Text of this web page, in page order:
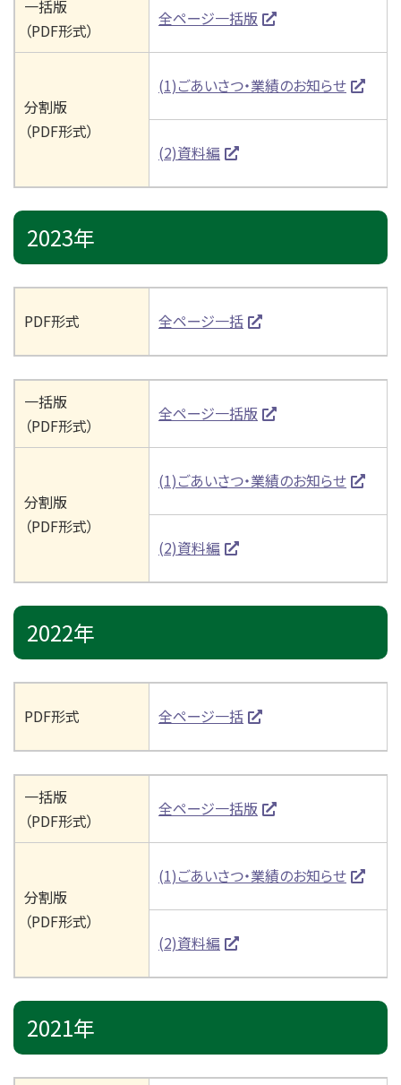
一括版
（PDF形式）
全ページ一括版
分割版
（PDF形式）
(1)ごあいさつ・業績のお知らせ
(2)資料編
2023年
PDF形式 全ページ一括
一括版
（PDF形式）
全ページ一括版
分割版
（PDF形式）
(1)ごあいさつ・業績のお知らせ
(2)資料編
2022年
PDF形式 全ページ一括
一括版
（PDF形式）
全ページ一括版
分割版
（PDF形式）
(1)ごあいさつ・業績のお知らせ
(2)資料編
2021年